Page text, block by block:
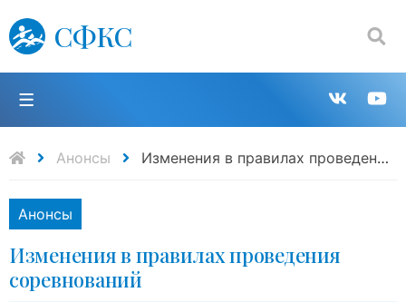
СФКС
Поиск:
в
Анонсы Изменения в правилах проведения соревнований
Анонсы
Изменения в правилах проведения
соревнований